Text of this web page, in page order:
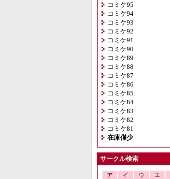
コミケ95
コミケ94
コミケ93
コミケ92
コミケ91
コミケ90
コミケ89
コミケ88
コミケ87
コミケ86
コミケ85
コミケ84
コミケ83
コミケ82
コミケ81
在庫僅少
サークル検索
ア イ ウ エ